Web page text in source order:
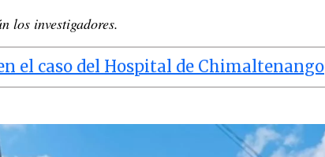
los investigadores.
el caso del Hospital de Chimaltenango